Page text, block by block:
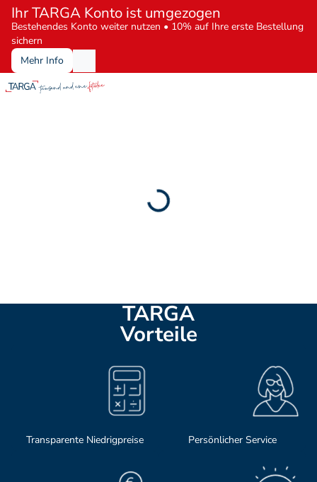
Ihr TARGA Konto ist umgezogen
Bestehendes Konto weiter nutzen • 10% auf Ihre erste Bestellung
sichern
Mehr Info
TARGA
Vorteile
Transparente Niedrigpreise Persönlicher Service